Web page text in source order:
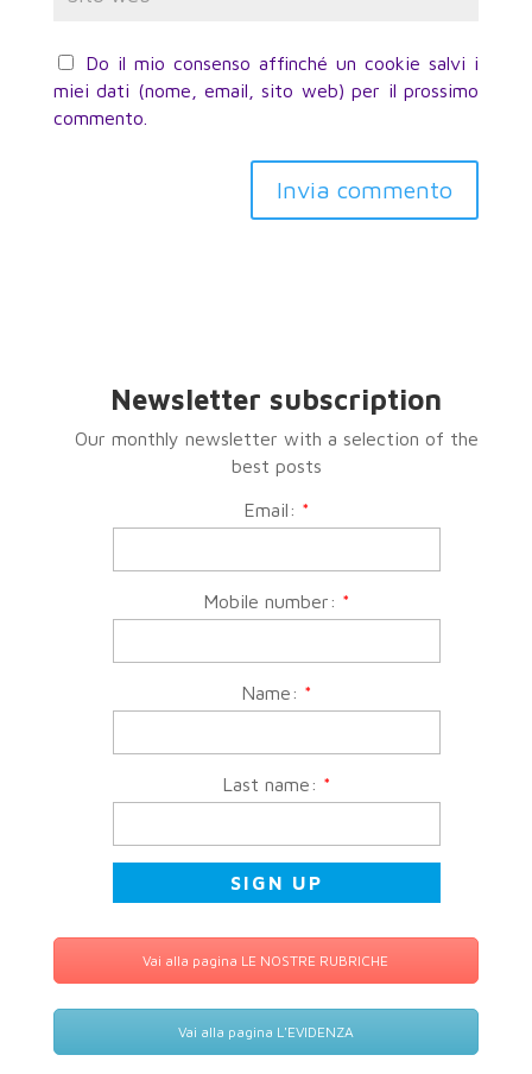
Do il mio consenso affinché un cookie salvi i
miei dati (nome, email, sito web) per il prossimo
commento.
Invia commento
Newsletter subscription
Our monthly newsletter with a selection of the
best posts
Email: *
Mobile number: *
Name: *
Last name: *
Vai alla pagina LE NOSTRE RUBRICHE
Vai alla pagina L'EVIDENZA